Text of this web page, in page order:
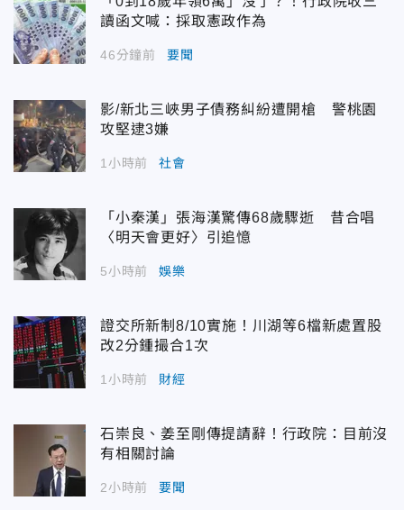
讀函文喊：採取憲政作為
46分鐘前 要聞
影/新北三峽男子債務糾紛遭開槍 警桃園
攻堅逮3嫌
1小時前 社會
「小秦漢」張海漢驚傳68歲驟逝 昔合唱
〈明天會更好〉引追憶
5小時前 娛樂
證交所新制8/10實施！川湖等6檔新處置股
改2分鍾撮合1次
1小時前 財經
石崇良、姜至剛傳提請辭！行政院：目前沒
有相關討論
2小時前 要聞